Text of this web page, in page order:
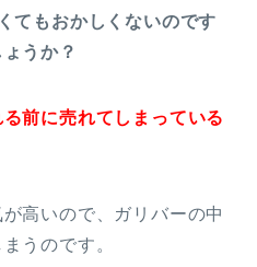
てもおかしくないのです
うか？
前に売れてしまっている
高いので、ガリバーの中
うのです。